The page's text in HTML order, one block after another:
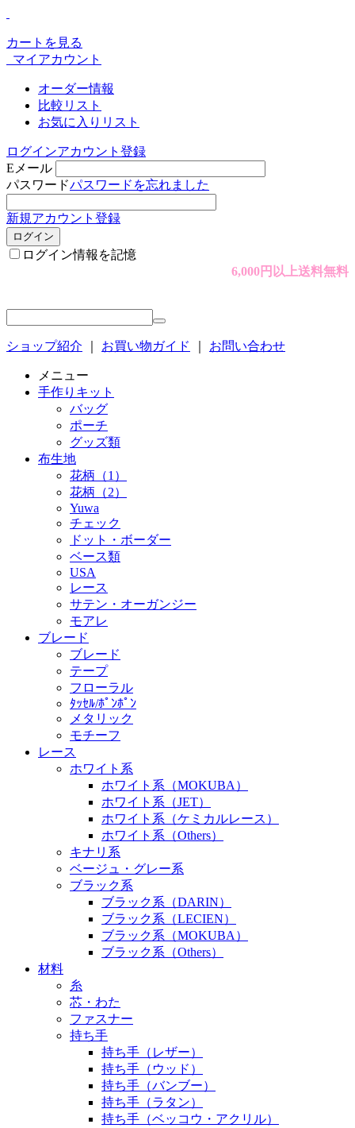
カートを見る
マイアカウント
オーダー情報
比較リスト
お気に入りリスト
ログインアカウント登録
Eメール
パスワードパスワードを忘れました
新規アカウント登録
ログイン
ログイン情報を記憶
6,000円以上送料無料
ショップ紹介 お買い物ガイド お問い合わせ
メニュー
手作りキット
バッグ
ポーチ
グッズ類
布生地
花柄（1）
花柄（2）
Yuwa
チェック
ドット・ボーダー
ベース類
USA
レース
サテン・オーガンジー
モアレ
ブレード
ブレード
テープ
フローラル
ﾀｯｾﾙ/ﾎﾟﾝﾎﾟﾝ
メタリック
モチーフ
レース
ホワイト系
ホワイト系（MOKUBA）
ホワイト系（JET）
ホワイト系（ケミカルレース）
ホワイト系（Others）
キナリ系
ベージュ・グレー系
ブラック系
ブラック系（DARIN）
ブラック系（LECIEN）
ブラック系（MOKUBA）
ブラック系（Others）
材料
糸
芯・わた
ファスナー
持ち手
持ち手（レザー）
持ち手（ウッド）
持ち手（バンブー）
持ち手（ラタン）
持ち手（ベッコウ・アクリル）